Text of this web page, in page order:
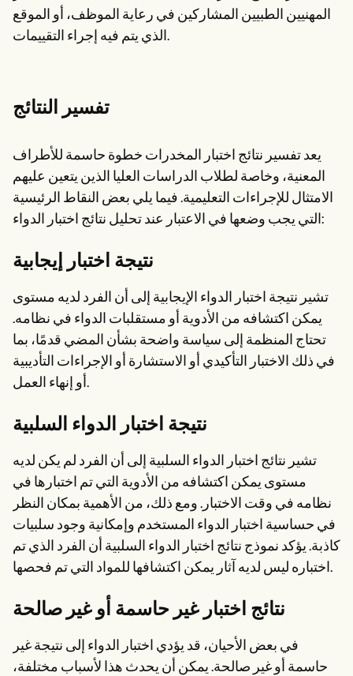
المهنيين الطبيين المشاركين في رعاية الموظف، أو الموقع
الذي يتم فيه إجراء التقييمات.
تفسير النتائج
يعد تفسير نتائج اختبار المخدرات خطوة حاسمة للأطراف
المعنية، وخاصة لطلاب الدراسات العليا الذين يتعين عليهم
الامتثال للإجراءات التعليمية. فيما يلي بعض النقاط الرئيسية
التي يجب وضعها في الاعتبار عند تحليل نتائج اختبار الدواء:
نتيجة اختبار إيجابية
تشير نتيجة اختبار الدواء الإيجابية إلى أن الفرد لديه مستوى
يمكن اكتشافه من الأدوية أو مستقلبات الدواء في نظامه.
تحتاج المنظمة إلى سياسة واضحة بشأن المضي قدمًا، بما
في ذلك الاختبار التأكيدي أو الاستشارة أو الإجراءات التأديبية
أو إنهاء العمل.
نتيجة اختبار الدواء السلبية
تشير نتائج اختبار الدواء السلبية إلى أن الفرد لم يكن لديه
مستوى يمكن اكتشافه من الأدوية التي تم اختبارها في
نظامه في وقت الاختبار. ومع ذلك، من الأهمية بمكان النظر
في حساسية اختبار الدواء المستخدم وإمكانية وجود سلبيات
كاذبة. يؤكد نموذج نتائج اختبار الدواء السلبية أن الفرد الذي تم
اختباره ليس لديه آثار يمكن اكتشافها للمواد التي تم فحصها.
نتائج اختبار غير حاسمة أو غير صالحة
في بعض الأحيان، قد يؤدي اختبار الدواء إلى نتيجة غير
حاسمة أو غير صالحة. يمكن أن يحدث هذا لأسباب مختلفة،